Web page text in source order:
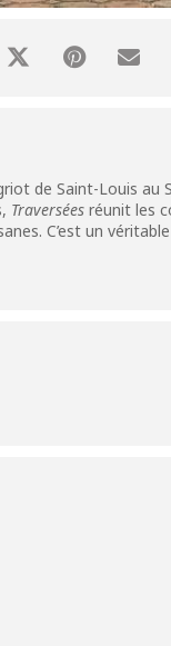
de Saint-Louis
Traversées réunit les
C’est un